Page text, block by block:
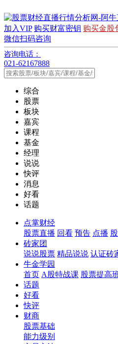
加入VIP 购买财富密钥 购买金股
微信扫码咨询
咨询电话：
021-62167888
综合
股票
板块
嘉宾
课程
基金
经理
说说
快评
消息
好看
话题
点掌财经
股票直播 回看 预告 点播
砖家团
说说股票 精品说说 认证砖
牛金学园
首页 A股特战课 股票提高
话题
好看
快评
财商
股票基础
能力级别